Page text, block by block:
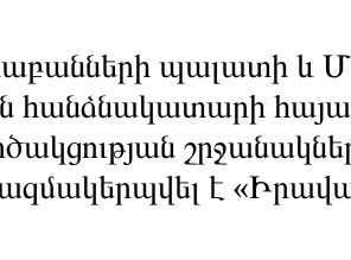
պալատի և
հանձնակատարի
է